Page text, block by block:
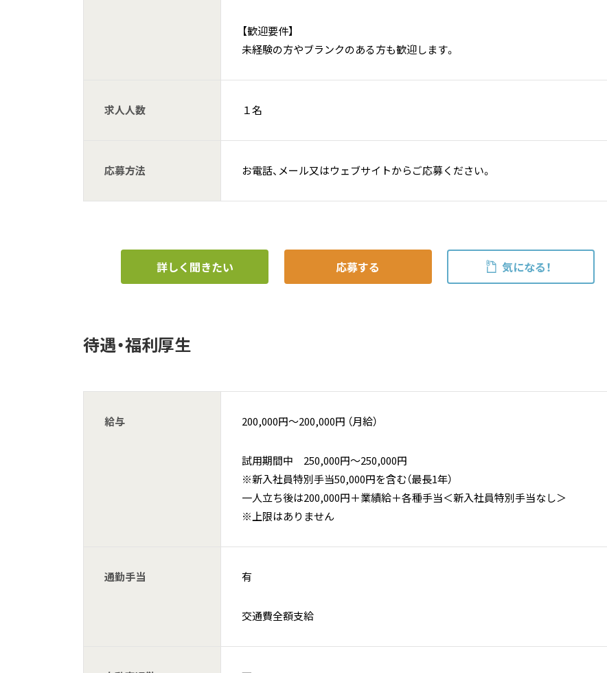
【歓迎要件】
未経験の方やブランクのある方も歓迎します。
求人人数 １名
応募方法 お電話、メール又はウェブサイトからご応募ください。
詳しく聞きたい 応募する 気になる！
待遇・福利厚生
給与 200,000円〜200,000円 （月給）
試用期間中 250,000円〜250,000円
※新入社員特別手当50,000円を含む（最長1年）
一人立ち後は200,000円＋業績給＋各種手当＜新入社員特別手当なし＞
※上限はありません
通勤手当 有
交通費全額支給